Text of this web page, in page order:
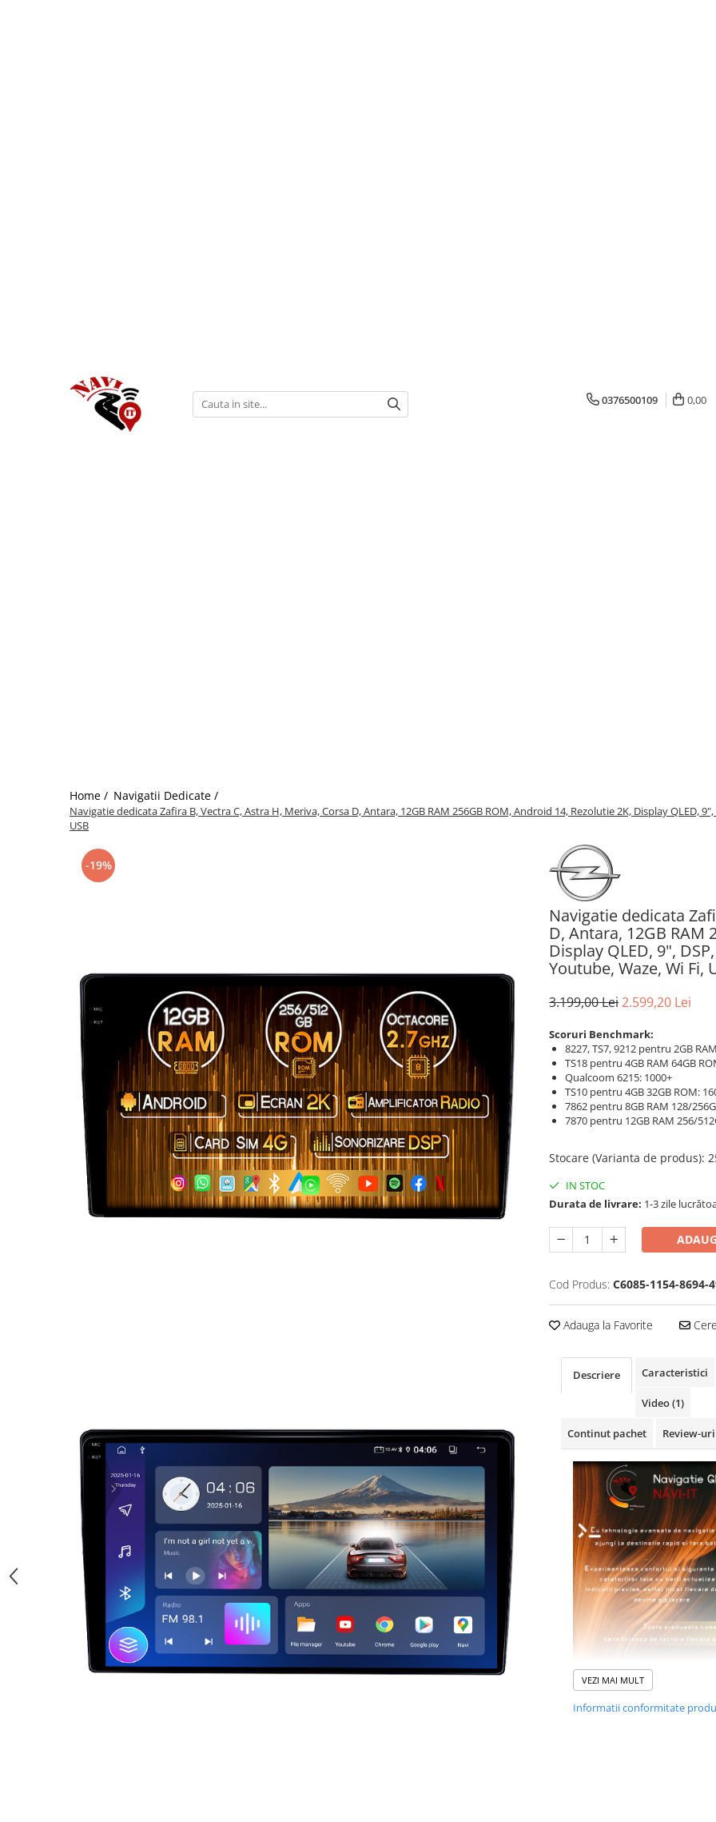
0376500109 0,00
Home / Navigatii Dedicate /
Navigatie dedicata Zafira B, Vectra C, Astra H, Meriva, Corsa D, Antara, 12GB RAM 256GB ROM, Android 14, Rezolutie 2K, Display QLED,
USB
-19%
Navigatie dedicata
D, Antara, 12GB RAM
Display QLED, 9",
Youtube, Waze, Wi Fi,
3.199,00 Lei2.599,20 Lei
Scoruri Benchmark:
8227, TS7, 9212 pentru 2GB
TS18 pentru 4GB RAM 64GB
Qualcoom 6215: 1000+
TS10 pentru 4GB 32GB ROM:
7862 pentru 8GB RAM 128/
7870 pentru 12GB RAM 256/
Stocare (Varianta de produs):
IN STOC
Durata de livrare: 1-3 zile
Cod Produs: C6085-1154-8694-
Adauga la Favorite
Descriere Caracteristici
Video(1)
Continut pachet Review-
VEZI MAI MULT
Informatii conformitate